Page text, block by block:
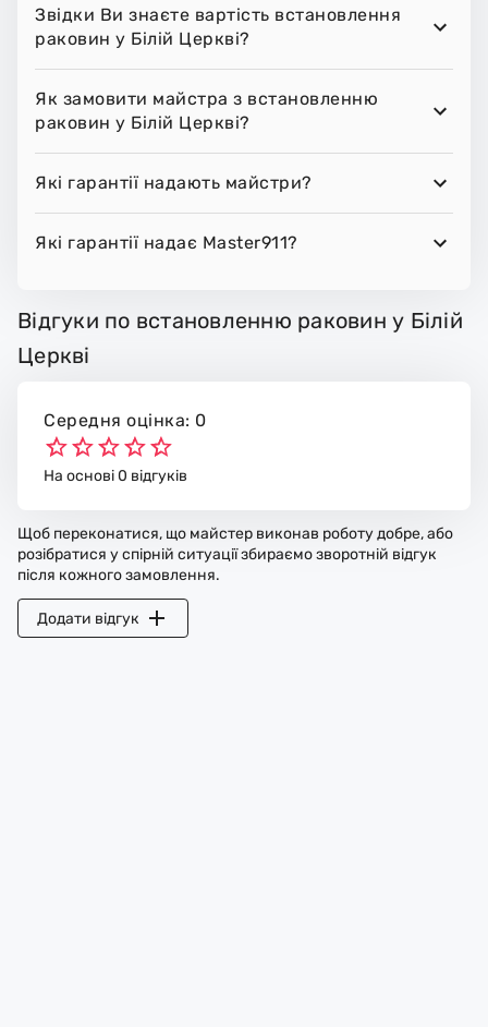
Звідки Ви знаєте вартість встановлення
раковин у Білій Церкві?
Як замовити майстра з встановленню
раковин у Білій Церкві?
Які гарантії надають майстри?
Які гарантії надає Master911?
Відгуки по встановленню раковин у Білій
Церкві
Середня оцінка: 0
На основі 0 відгуків
Щоб переконатися, що майстер виконав роботу добре, або
розібратися у спірній ситуації збираємо зворотній відгук
після кожного замовлення.
Додати відгук